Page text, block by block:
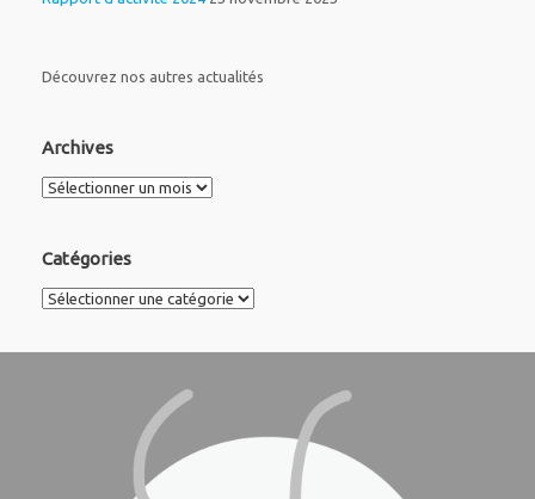
Découvrez nos autres actualités
Archives
Archives
Catégories
Catégories